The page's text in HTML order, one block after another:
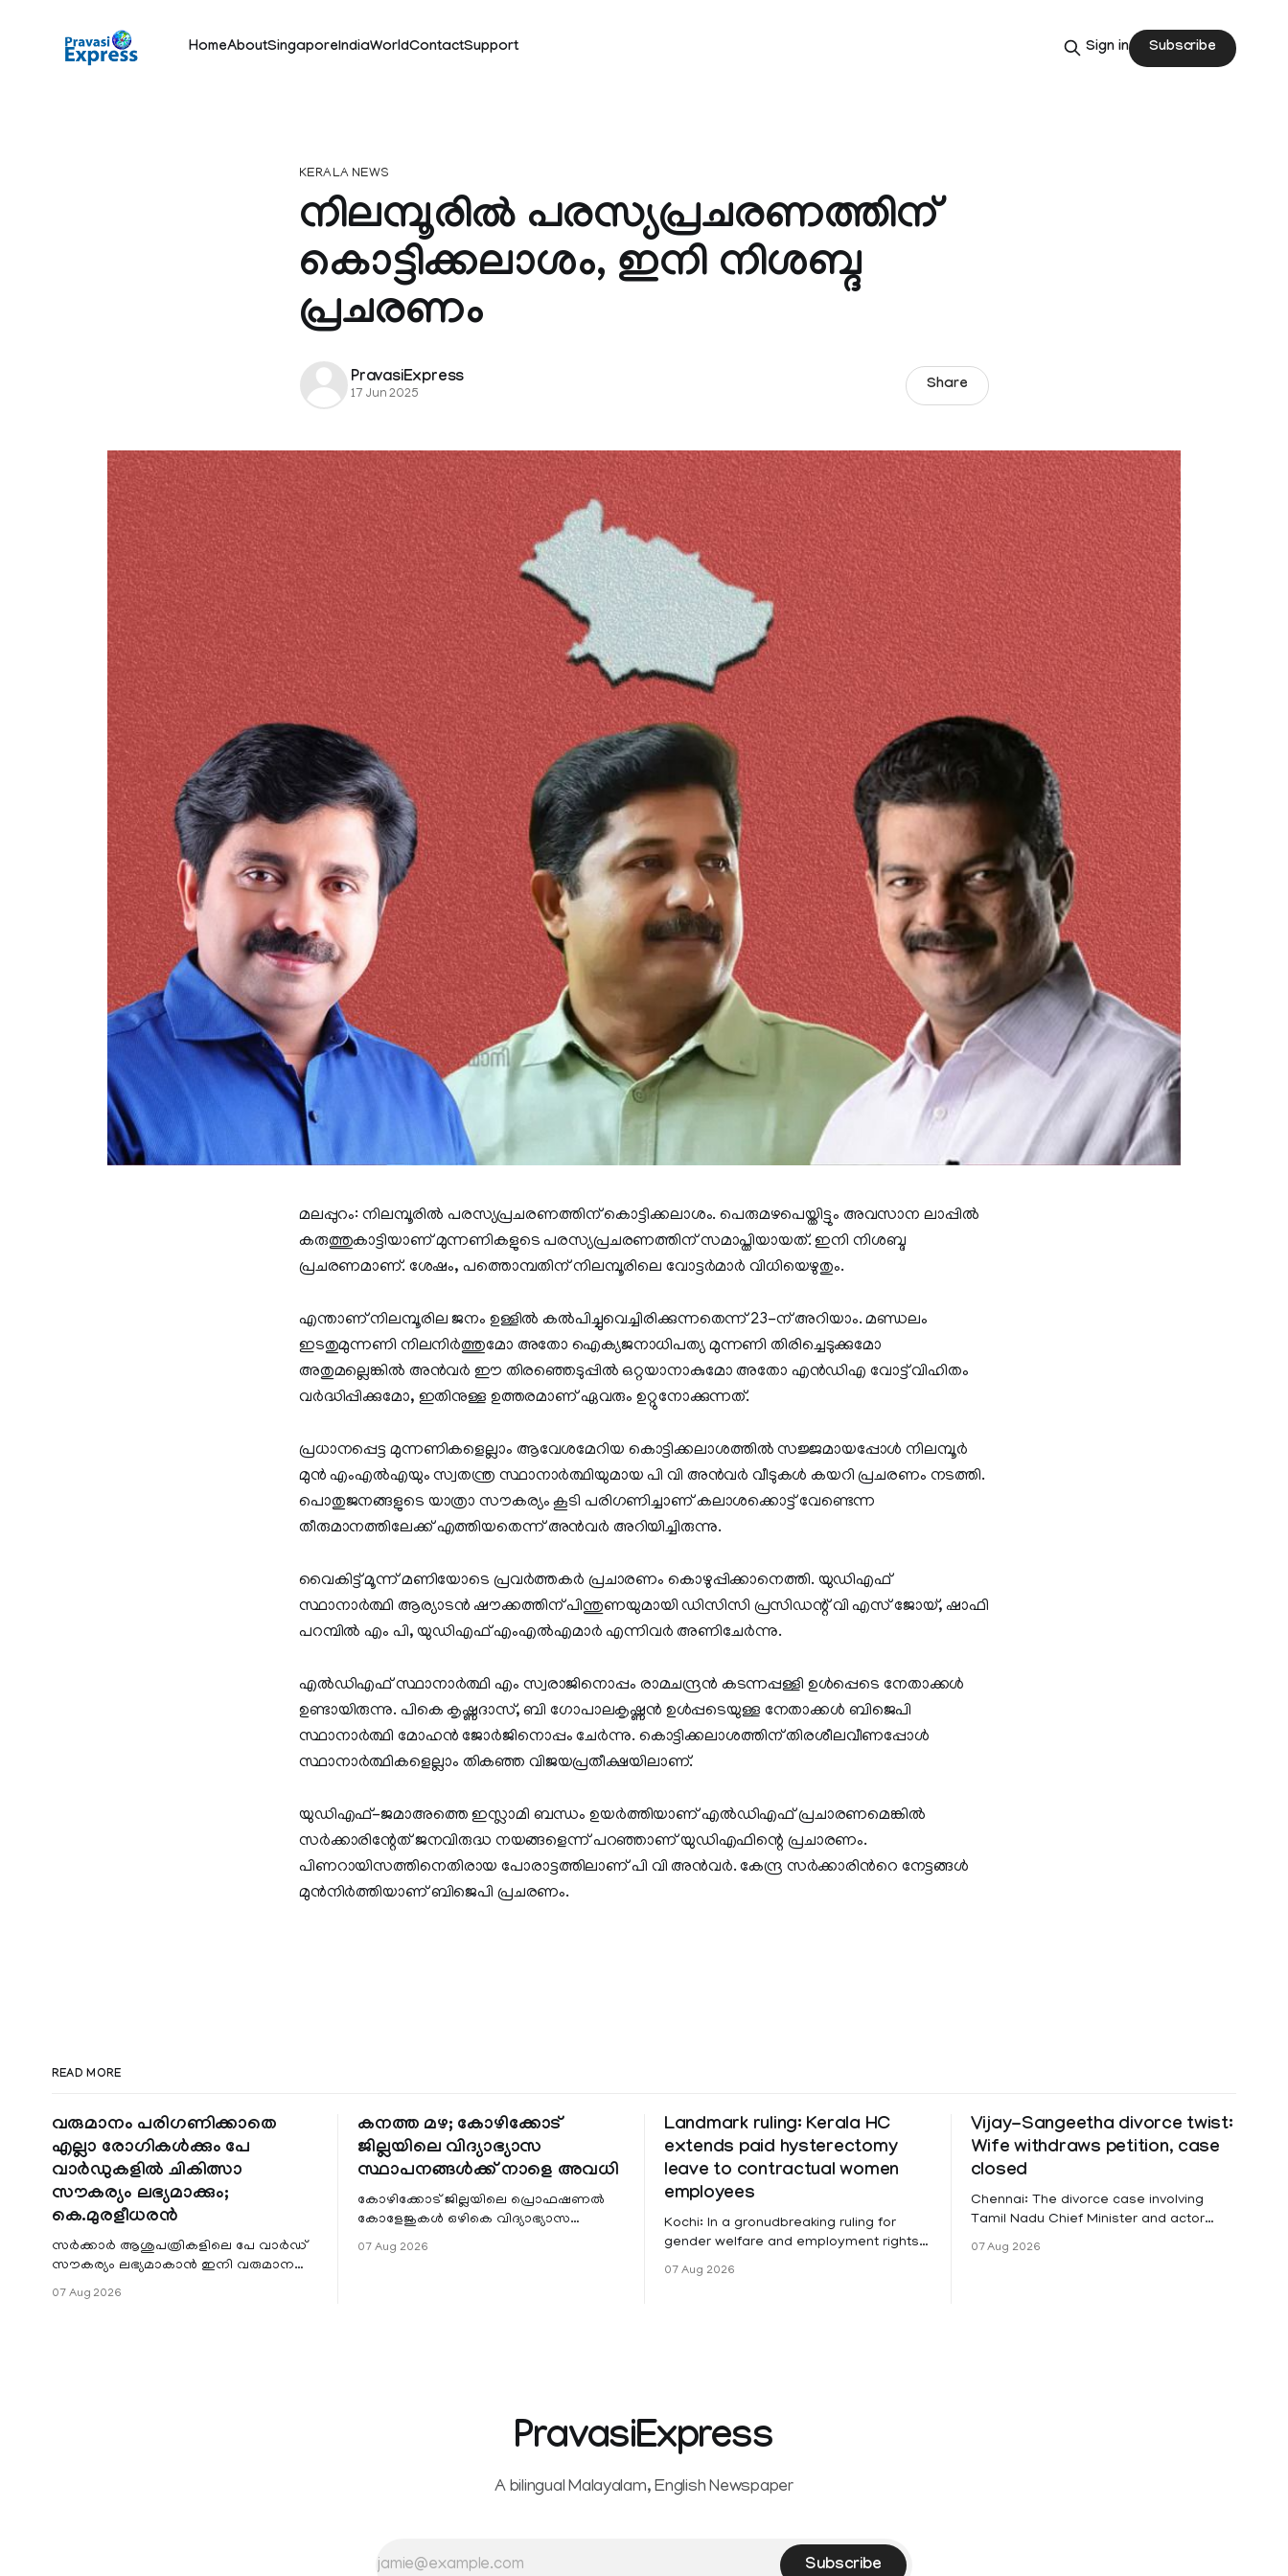
HomeAboutSingaporeIndiaWorldContactSupport Sign in Subscribe
KERALA NEWS
നിലമ്പൂരിൽ പരസ്യപ്രചരണത്തിന്
കൊട്ടിക്കലാശം, ഇനി നിശബ്ദ
പ്രചരണം
PravasiExpress
17 Jun 2025
Share
മലപ്പുറം: നിലമ്പൂരിൽ പരസ്യപ്രചരണത്തിന് കൊട്ടിക്കലാശം. പെരുമഴപെയ്തിട്ടും അവസാന ലാപ്പിൽ
കരുത്തുകാട്ടിയാണ് മുന്നണികളുടെ പരസ്യപ്രചരണത്തിന് സമാപ്തിയായത്. ഇനി നിശബ്ദ
പ്രചരണമാണ്. ശേഷം, പത്തൊമ്പതിന് നിലമ്പൂരിലെ വോട്ടർമാർ വിധിയെഴുതും.
എന്താണ് നിലമ്പൂരില ജനം ഉള്ളിൽ കൽപിച്ചുവെച്ചിരിക്കുന്നതെന്ന് 23-ന് അറിയാം. മണ്ഡലം
ഇടതുമുന്നണി നിലനിർത്തുമോ അതോ ഐക്യജനാധിപത്യ മുന്നണി തിരിച്ചെടുക്കുമോ
അതുമല്ലെങ്കിൽ അൻവർ ഈ തിരഞ്ഞെടുപ്പിൽ ഒറ്റയാനാകുമോ അതോ എൻഡിഎ വോട്ട് വിഹിതം
വർദ്ധിപ്പിക്കുമോ, ഇതിനുള്ള ഉത്തരമാണ് ഏവരും ഉറ്റുനോക്കുന്നത്.
പ്രധാനപ്പെട്ട മുന്നണികളെല്ലാം ആവേശമേറിയ കൊട്ടിക്കലാശത്തിൽ സജ്ജമായപ്പോൾ നിലമ്പൂർ
മുൻ എംഎൽഎയും സ്വതന്ത്ര സ്ഥാനാർത്ഥിയുമായ പി വി അൻവർ വീടുകള്‍ കയറി പ്രചരണം നടത്തി.
പൊതുജനങ്ങളുടെ യാത്രാ സൗകര്യം കൂടി പരിഗണിച്ചാണ് കലാശക്കൊട്ട് വേണ്ടെന്ന
തീരുമാനത്തിലേക്ക് എത്തിയതെന്ന് അന്‍വര്‍ അറിയിച്ചിരുന്നു.
വൈകിട്ട് മൂന്ന് മണിയോടെ പ്രവർത്തകർ പ്രചാരണം കൊഴുപ്പിക്കാനെത്തി. യുഡിഎഫ്
സ്ഥാനാർത്ഥി ആര്യാടൻ ഷൗക്കത്തിന് പിന്തുണയുമായി ഡിസിസി പ്രസിഡന്റ് വി എസ് ജോയ്, ഷാഫി
പറമ്പിൽ എം പി, യുഡിഎഫ് എംഎൽഎമാർ എന്നിവർ അണിചേർന്നു.
എൽഡിഎഫ് സ്ഥാനാർത്ഥി എം സ്വരാജിനൊപ്പം രാമചന്ദ്രൻ കടന്നപ്പള്ളി ഉൾപ്പെടെ നേതാക്കൾ
ഉണ്ടായിരുന്നു. പികെ കൃഷ്ണദാസ്, ബി ഗോപാലകൃഷ്ണൻ ഉൾപ്പടെയുള്ള നേതാക്കൾ ബിജെപി
സ്ഥാനാർത്ഥി മോഹൻ ജോർജിനൊപ്പം ചേർന്നു. കൊട്ടിക്കലാശത്തിന് തിരശീലവീണപ്പോൾ
സ്ഥാനാർത്ഥികളെല്ലാം തികഞ്ഞ വിജയപ്രതീക്ഷയിലാണ്.
യുഡിഎഫ്-ജമാഅത്തെ ഇസ്ലാമി ബന്ധം ഉയര്‍ത്തിയാണ് എല്‍ഡിഎഫ് പ്രചാരണമെങ്കില്‍
സര്‍ക്കാരിന്റേത് ജനവിരുദ്ധ നയങ്ങളെന്ന് പറഞ്ഞാണ് യുഡിഎഫിന്റെ പ്രചാരണം.
പിണറായിസത്തിനെതിരായ പോരാട്ടത്തിലാണ് പി വി അൻവർ. കേന്ദ്ര സര്‍ക്കാരിന്‍റെ നേട്ടങ്ങള്‍
മുന്‍നിര്‍ത്തിയാണ് ബിജെപി പ്രചരണം.
READ MORE
വരുമാനം പരിഗണിക്കാതെ
എല്ലാ രോഗികൾക്കും പേ
വാർഡുകളിൽ ചികിത്സാ
സൗകര്യം ലഭ്യമാക്കും;
കെ.മുരളീധരൻ
സർക്കാർ ആശുപത്രികളിലെ പേ വാർഡ്
സൗകര്യം ലഭ്യമാകാൻ ഇനി വരുമാന
പരിധിയുടെ മാനദണ്ഡമാക്കില്ല.
വരുമാനം പരിഗണിക്കാതെ എല്ലാ
07 Aug 2026
കനത്ത മഴ; കോഴിക്കോട്
ജില്ലയിലെ വിദ്യാഭ്യാസ
സ്ഥാപനങ്ങൾക്ക് നാളെ അവധി
കോഴിക്കോട് ജില്ലയിലെ പ്രൊഫഷണൽ
കോളേജുകൾ ഒഴികെ വിദ്യാഭ്യാസ
സ്ഥാപനങ്ങൾക്ക് നാളെ അവധി.
ജില്ലയിലെ മലയോര- തീരദേശ
07 Aug 2026
Landmark ruling: Kerala HC
extends paid hysterectomy
leave to contractual women
employees
Kochi: In a gronudbreaking ruling for
gender welfare and employment rights,
the Kerala High Court has affirmed that
female contractual staff employed in
07 Aug 2026
Vijay-Sangeetha divorce twist:
Wife withdraws petition, case
closed
Chennai: The divorce case involving
Tamil Nadu Chief Minister and actor
Vijay and his wife Sangeetha
Sowrnalingam has taken a new turn
07 Aug 2026
PravasiExpress
A bilingual Malayalam, English Newspaper
Subscribe